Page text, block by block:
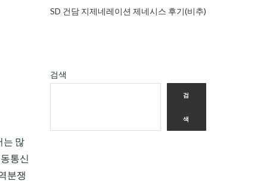
는 많
통신
분쟁
SD 건담 지제네레이션 제네시스 후기(비추)
검색
검
색